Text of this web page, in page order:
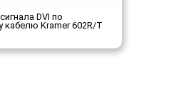
DVI по
Kramer 602R/T